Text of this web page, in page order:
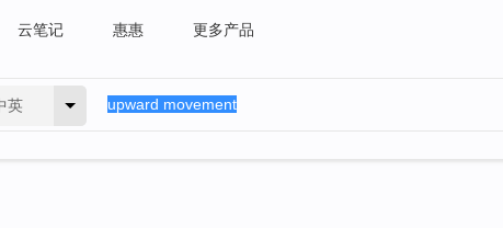
云笔记 惠惠 更多产品
英